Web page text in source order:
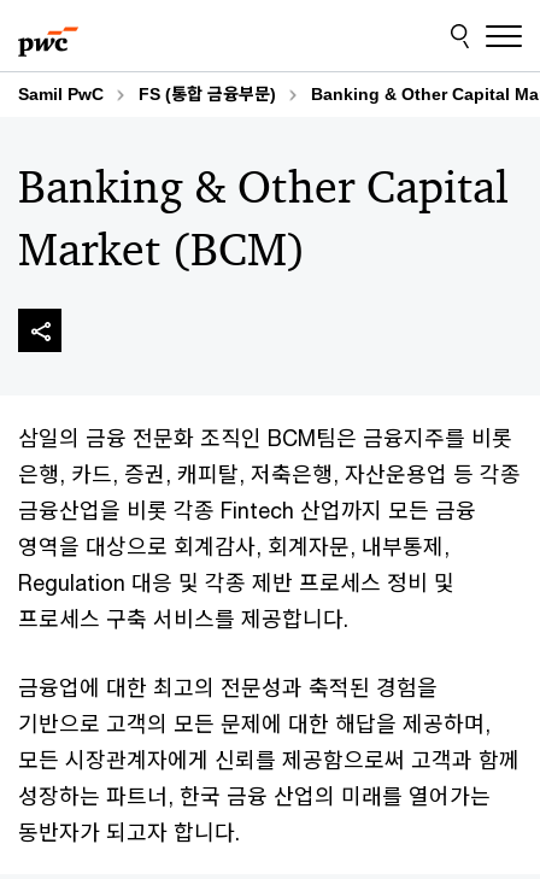
to
content
to
footer
Samil PwC FS (통합 금융부문) Banking & Other Capital
Banking & Other Capital
Market (BCM)
삼일의 금융 전문화 조직인 BCM팀은 금융지주를 비롯
은행, 카드, 증권, 캐피탈, 저축은행, 자산운용업 등 각종
금융산업을 비롯 각종 Fintech 산업까지 모든 금융
영역을 대상으로 회계감사, 회계자문, 내부통제,
Regulation 대응 및 각종 제반 프로세스 정비 및
프로세스 구축 서비스를 제공합니다. ​
금융업에 대한 최고의 전문성과 축적된 경험을
기반으로 고객의 모든 문제에 대한 해답을 제공하며,
모든 시장관계자에게 신뢰를 제공함으로써 고객과 함께
성장하는 파트너, 한국 금융 산업의 미래를 열어가는
동반자가 되고자 합니다.